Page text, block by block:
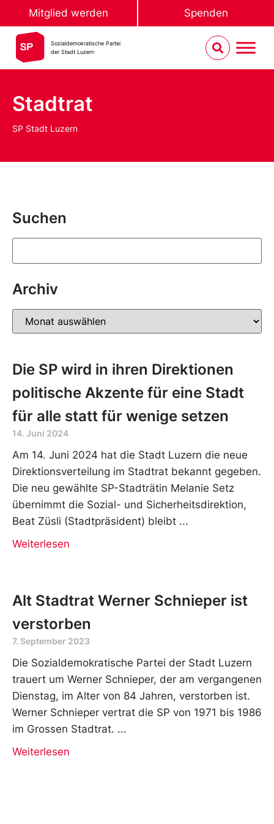
Mitglied werden Spenden
Sozialdemokratische Partei
der Stadt Luzern
Stadtrat
SP Stadt Luzern
Suchen
Archiv
Die SP wird in ihren Direktionen
politische Akzente für eine Stadt
für alle statt für wenige setzen
14. Juni 2024
Am 14. Juni 2024 hat die Stadt Luzern die neue
Direktionsverteilung im Stadtrat bekannt gegeben.
Die neu gewählte SP-Stadträtin Melanie Setz
übernimmt die Sozial- und Sicherheitsdirektion,
Beat Züsli (Stadtpräsident) bleibt
Weiterlesen
Alt Stadtrat Werner Schnieper ist
verstorben
7. September 2023
Die Sozialdemokratische Partei der Stadt Luzern
trauert um Werner Schnieper, der am vergangenen
Dienstag, im Alter von 84 Jahren, verstorben ist.
Werner Schnieper vertrat die SP von 1971 bis 1986
im Grossen Stadtrat.
Weiterlesen